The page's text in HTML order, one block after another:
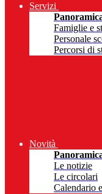
Servizi
Famiglie e
Personale
Percorsi di
Novità
Le notizie
Le circolari
Calendario